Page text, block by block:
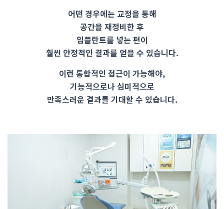
어떤 경우에는 교정을 통해
공간을 재정비한 후
임플란트를 넣는 편이
훨씬 안정적인 결과를 얻을 수 있습니다.
이런 통합적인 접근이 가능해야,
기능적으로나 심미적으로
만족스러운 결과를 기대할 수 있습니다.